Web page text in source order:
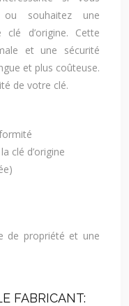
souhaitez une
d’origine. Cette
et une sécurité
et plus coûteuse.
de votre clé.
clé d’origine
de propriété et une
FABRICANT: